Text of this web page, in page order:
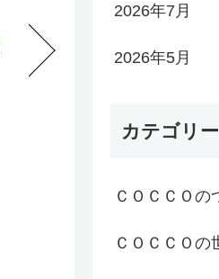
2026年7月
2026年5月
カテゴリー
ＣＯＣＣＯの
ＣＯＣＣＯの